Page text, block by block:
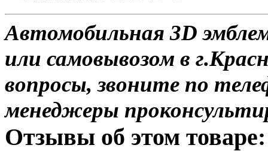
Автомобильная 3D
или самовывозом в
вопросы, звоните по
менеджеры
Отзывы об этом товаре: